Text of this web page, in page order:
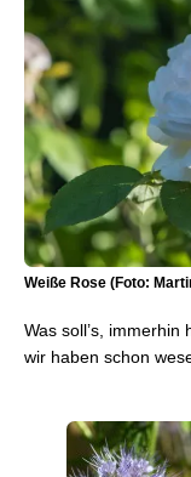
Weiße Rose (Foto:
Was soll’s,
wir haben schon